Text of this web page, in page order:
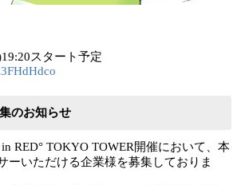
スタート予定
のお知らせ
RED° TOKYO TOWER開催において、本
ーいただける企業様を募集しておりま